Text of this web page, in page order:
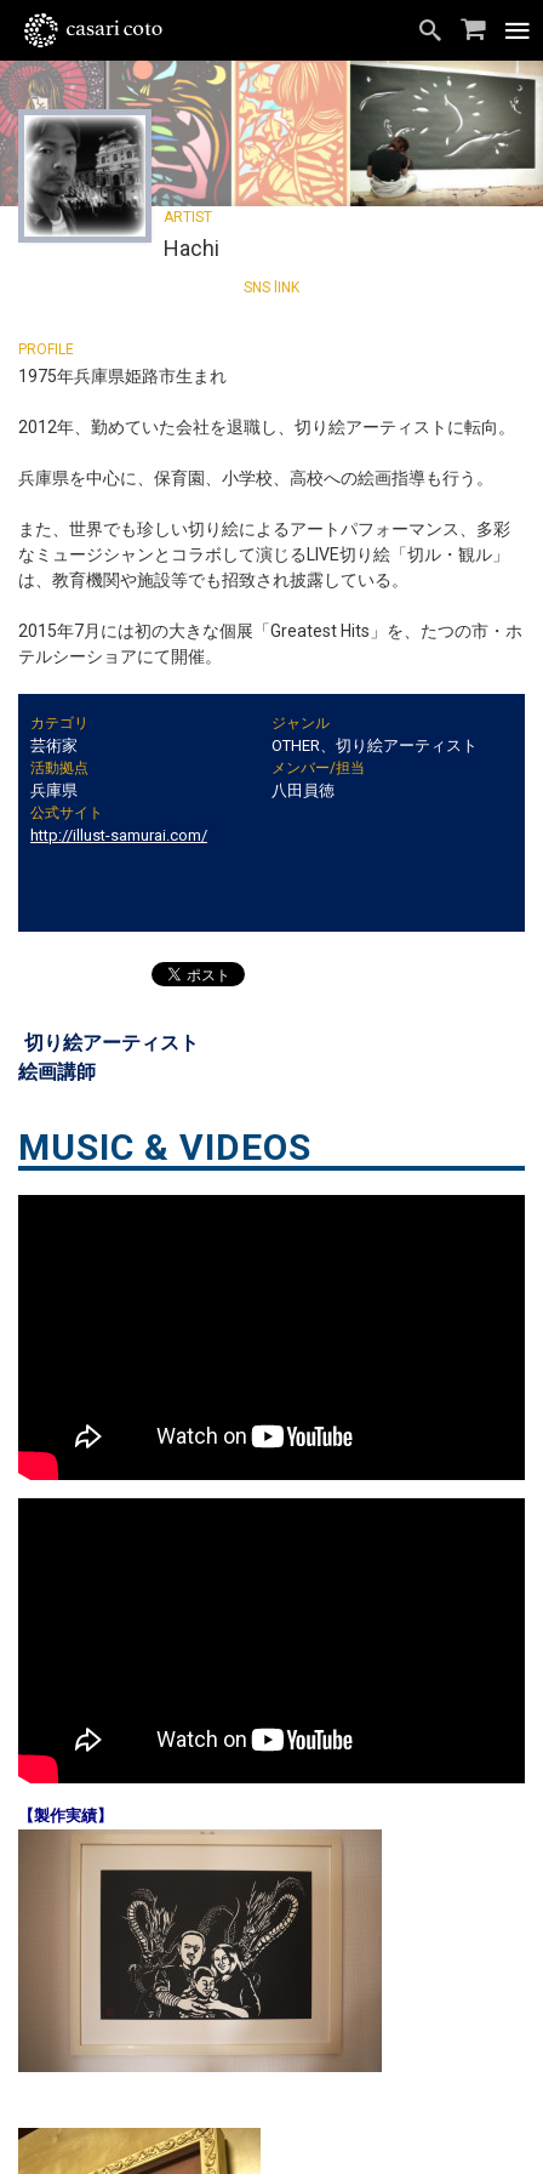
Hachi
1975年兵庫県姫路市生まれ
2012年、勤めていた会社を退職し、切り絵アーティストに転向。
兵庫県を中心に、保育園、小学校、高校への絵画指導も行う。
また、世界でも珍しい切り絵によるアートパフォーマンス、多彩
なミュージシャンとコラボして演じるLIVE切り絵「切ル・観ル」
は、教育機関や施設等でも招致され披露している。
2015年7月には初の大きな個展「Greatest Hits」を、たつの市・ホ
テルシーショアにて開催。
カテゴリ
芸術家
ジャンル
OTHER、切り絵アーティスト
活動拠点
兵庫県
メンバー/担当
八田員徳
公式サイト
http://illust-samurai.com/
切り絵アーティスト
絵画講師
MUSIC & VIDEOS